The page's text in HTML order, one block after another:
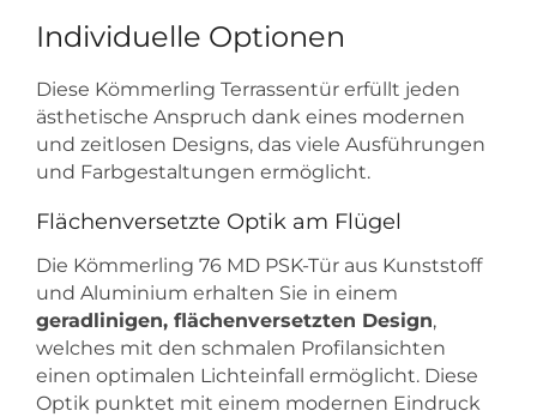
Individuelle Optionen
Diese Kömmerling Terrassentür erfüllt jeden
ästhetische Anspruch dank eines modernen
und zeitlosen Designs, das viele Ausführungen
und Farbgestaltungen ermöglicht.
Flächenversetzte Optik am Flügel
Die Kömmerling 76 MD PSK-Tür aus Kunststoff
und Aluminium erhalten Sie in einem
geradlinigen, flächenversetzten Design,
welches mit den schmalen Profilansichten
einen optimalen Lichteinfall ermöglicht. Diese
Optik punktet mit einem modernen Eindruck